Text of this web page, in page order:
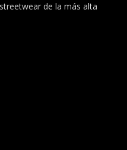
de la más alta